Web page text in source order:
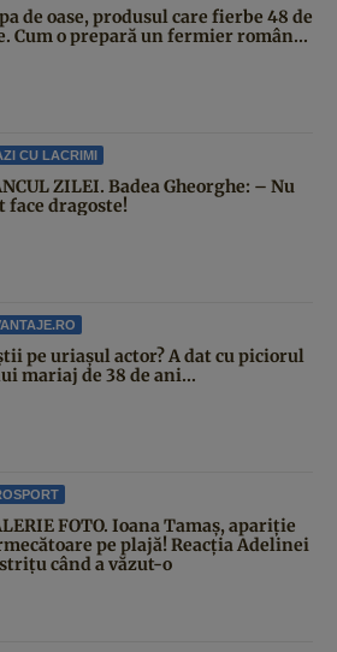
de oase, produsul care fierbe 48 de
Cum o prepară un fermier român...
CU LACRIMI
ZILEI. Badea Gheorghe: – Nu
face dragoste!
pe uriașul actor? A dat cu piciorul
mariaj de 38 de ani...
FOTO. Ioana Tamaş, apariție
pe plajă! Reacția Adelinei
când a văzut-o